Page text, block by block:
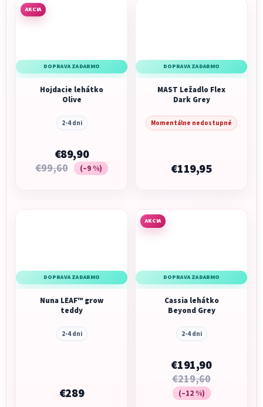
AKCIA
DOPRAVA ZADARMO
Hojdacie lehátko
Olive
2-4 dni
€89,90
€99,60 (–9 %)
DOPRAVA ZADARMO
MAST Ležadlo Flex
Dark Grey
Momentálne nedostupné
€119,95
DOPRAVA ZADARMO
Nuna LEAF™ grow
teddy
2-4 dni
€289
AKCIA
DOPRAVA ZADARMO
Cassia lehátko
Beyond Grey
2-4 dni
€191,90
€219,60
(–12 %)